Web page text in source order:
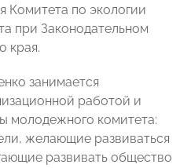
Комитета по экологии
при Законодательном
края.
занимается
работой и
молодежного комитета:
желающие развиваться
развивать общество